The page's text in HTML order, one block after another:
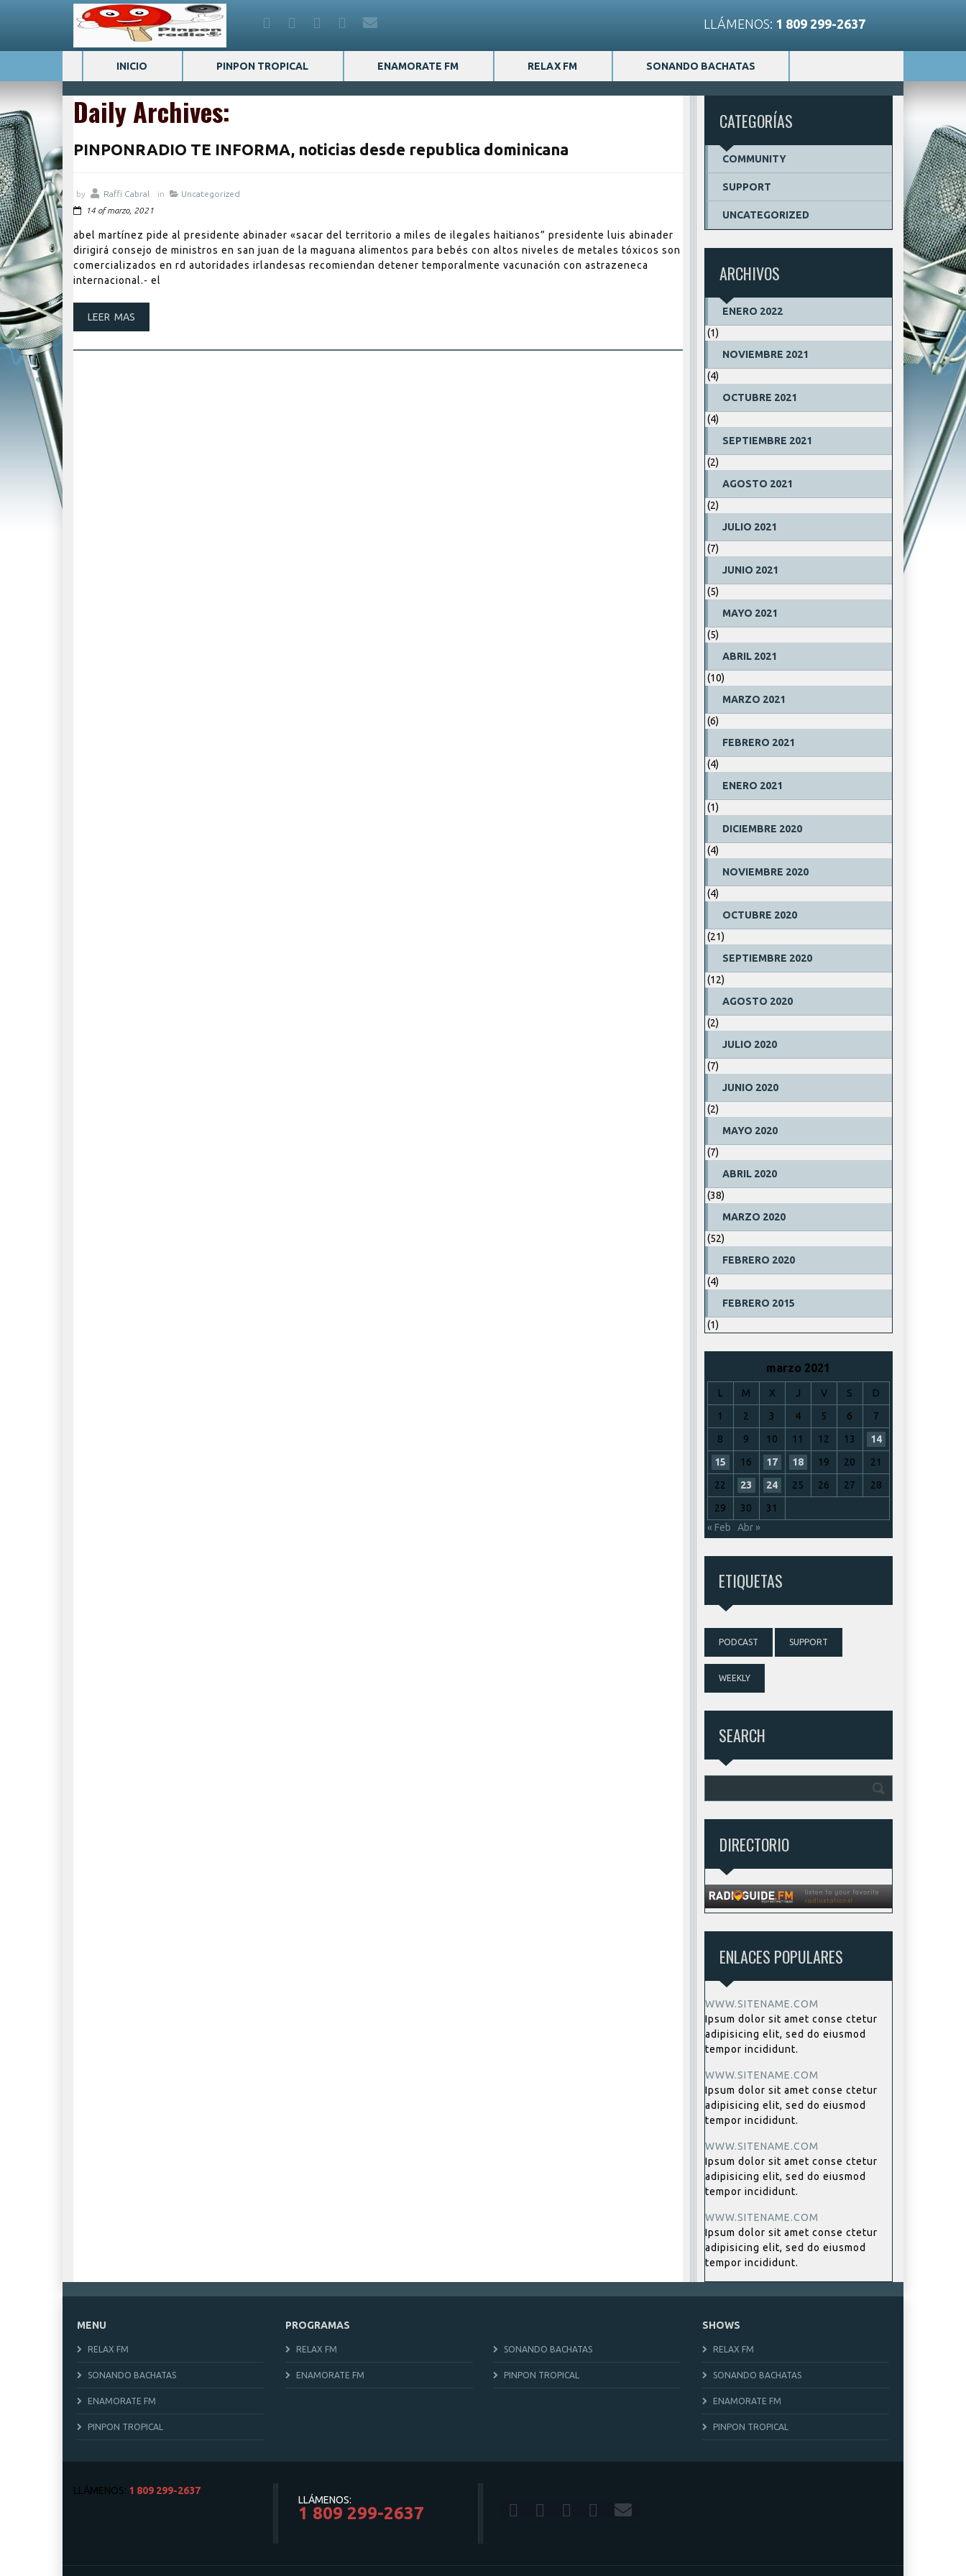
LLÁMENOS: 1 809 299-2637
INICIO PINPON TROPICAL ENAMORATE FM RELAX FM SONANDO BACHATAS
Daily Archives:
PINPONRADIO TE INFORMA, noticias desde republica dominicana
by Raffi Cabral in
Uncategorized
14 of marzo, 2021
abel martínez pide al presidente abinader «sacar del territorio a miles de ilegales haitianos” presidente luis abinader
dirigirá consejo de ministros en san juan de la maguana alimentos para bebés con altos niveles de metales tóxicos son
comercializados en rd autoridades irlandesas recomiendan detener temporalmente vacunación con astrazeneca
internacional.- el
LEER MAS
CATEGORÍAS
COMMUNITY
SUPPORT
UNCATEGORIZED
ARCHIVOS
ENERO 2022
(1)
NOVIEMBRE 2021
(4)
OCTUBRE 2021
(4)
SEPTIEMBRE 2021
(2)
AGOSTO 2021
(2)
JULIO 2021
(7)
JUNIO 2021
(5)
MAYO 2021
(5)
ABRIL 2021
(10)
MARZO 2021
(6)
FEBRERO 2021
(4)
ENERO 2021
(1)
DICIEMBRE 2020
(4)
NOVIEMBRE 2020
(4)
OCTUBRE 2020
(21)
SEPTIEMBRE 2020
(12)
AGOSTO 2020
(2)
JULIO 2020
(7)
JUNIO 2020
(2)
MAYO 2020
(7)
ABRIL 2020
(38)
MARZO 2020
(52)
FEBRERO 2020
(4)
FEBRERO 2015
(1)
marzo 2021
L M X J V S
D
1
2 3 4 5 6
7
8
9 10 11 12 13
14
15
16 17 18 19 20
21
22
23 24 25 26 27
28
29
30
31
« Feb
Abr »
ETIQUETAS
PODCAST SUPPORT
WEEKLY
SEARCH
DIRECTORIO
ENLACES POPULARES
WWW.SITENAME.COM
Ipsum dolor sit amet conse ctetur
adipisicing elit, sed do eiusmod
tempor incididunt.
WWW.SITENAME.COM
Ipsum dolor sit amet conse ctetur
adipisicing elit, sed do eiusmod
tempor incididunt.
WWW.SITENAME.COM
Ipsum dolor sit amet conse ctetur
adipisicing elit, sed do eiusmod
tempor incididunt.
WWW.SITENAME.COM
Ipsum dolor sit amet conse ctetur
adipisicing elit, sed do eiusmod
tempor incididunt.
MENU
RELAX FM
SONANDO BACHATAS
ENAMORATE FM
PINPON TROPICAL
PROGRAMAS
RELAX FM SONANDO BACHATAS
ENAMORATE FM PINPON TROPICAL
SHOWS
RELAX FM
SONANDO BACHATAS
ENAMORATE FM
PINPON TROPICAL
LLÁMENOS: 1 809 299-2637
LLÁMENOS:
1 809 299-2637